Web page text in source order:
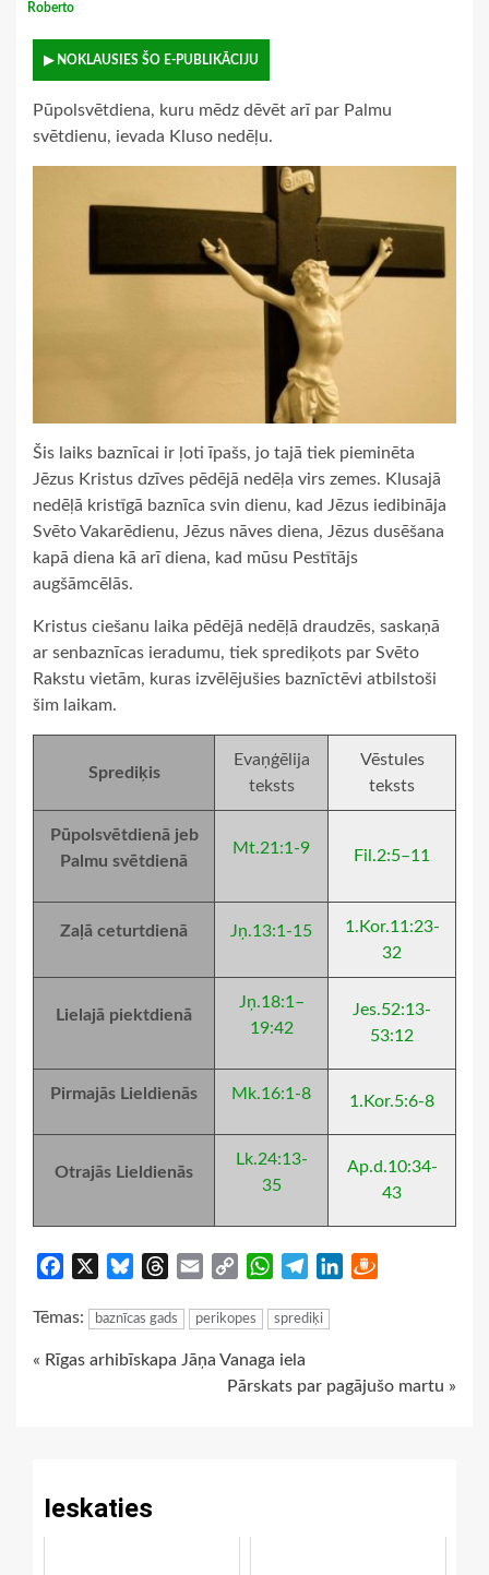
Roberto
▶ NOKLAUSIES ŠO E-PUBLIKĀCIJU
Pūpolsvētdiena, kuru mēdz dēvēt arī par Palmu
svētdienu, ievada Kluso nedēļu.
Šis laiks baznīcai ir ļoti īpašs, jo tajā tiek pieminēta
Jēzus Kristus dzīves pēdējā nedēļa virs zemes. Klusajā
nedēļā kristīgā baznīca svin dienu, kad Jēzus iedibināja
Svēto Vakarēdienu, Jēzus nāves diena, Jēzus dusēšana
kapā diena kā arī diena, kad mūsu Pestītājs
augšāmcēlās.
Kristus ciešanu laika pēdējā nedēļā draudzēs, saskaņā
ar senbaznīcas ieradumu, tiek sprediķots par Svēto
Rakstu vietām, kuras izvēlējušies baznīctēvi atbilstoši
šim laikam.
Sprediķis
Evaņģēlija
teksts
Vēstules
teksts
Pūpolsvētdienā jeb
Palmu svētdienā
Mt.21:1-9 Fil.2:5–11
Zaļā ceturtdienā Jņ.13:1-15
1.Kor.11:23-
32
Lielajā piektdienā
Jņ.18:1–
19:42
Jes.52:13-
53:12
Pirmajās Lieldienās Mk.16:1-8 1.Kor.5:6-8
Otrajās Lieldienās
Lk.24:13-
35
Ap.d.10:34-
43
Facebook BlueskyThreads
Email
Copy
WhatsApp
TelegramLinkedIn
Tēmas: baznīcas gads perikopes sprediķi
Continue
« Rīgas arhibīskapa Jāņa Vanaga iela
Pārskats par pagājušo martu »
Ieskaties